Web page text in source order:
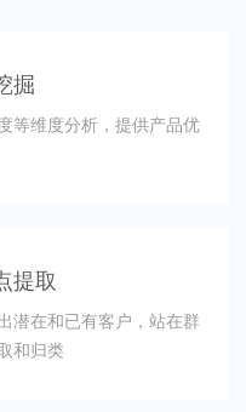
掘
等维度分析，提供产品优
提取
潜在和已有客户，站在群
和归类